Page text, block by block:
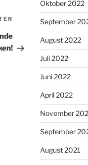
Nächster
Beitrag
Oktober 2022
September
August 2022
Juli 2022
Juni 2022
April 2022
November
September
August 2021